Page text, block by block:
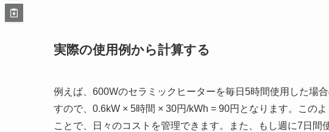
実際の使用例から計算する
例えば、600Wのセラミックヒーターを毎日5時間使用した場
すので、0.6kW × 5時間 × 30円/kWh = 90円となります。この
ことで、日々のコストを管理できます。また、もし週に7日間